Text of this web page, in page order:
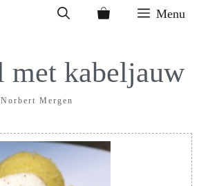
Menu
met kabeljauw
Norbert Mergen